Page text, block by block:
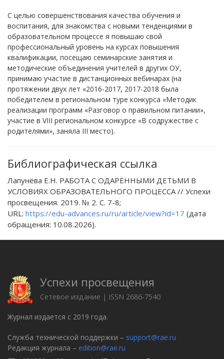
С целью совершенствования качества обучения и
воспитания, для знакомства с новыми тенденциями в
образовательном процессе я повышаю свой
профессиональный уровень на курсах повышения
квалификации, посещаю семинарские занятия и
методические объединения учителей в других ОУ,
принимаю участие в дистанционных вебинарах (на
протяжении двух лет «2016-2017, 2017-2018 была
победителем в региональном туре конкурса «Методик
реализации программ «Разговор о правильном питании»,
участие в VIII региональном конкурсе «В содружестве с
родителями», заняла III место).
Библиографическая ссылка
Лапунёва Е.Н. РАБОТА С ОДАРЁННЫМИ ДЕТЬМИ В
УСЛОВИЯХ ОБРАЗОВАТЕЛЬНОГО ПРОЦЕССА // Успехи
просвещения. 2019. № 2. С. 7-8;
URL: https://edu-advances.ru/ru/article/view?id=17 (дата
обращения: 10.08.2026).
Успехи просвещения
Сетевое издание | ISSN 2686-7540
Журнал издается с 2019 года.
Служба технической поддержки – support@rae.ru
Редакция журнала – edition@rae.ru